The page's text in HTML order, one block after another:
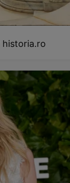
historia.ro